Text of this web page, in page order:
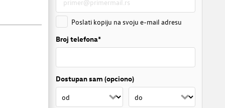
Poslati kopiju na svoju e-mail adresu
Broj telefona*
Dostupan sam (opciono)